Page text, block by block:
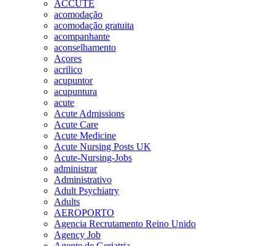
ACCUTE
acomodação
acomodação gratuita
acompanhante
aconselhamento
Açores
acrilico
acupuntor
acupuntura
acute
Acute Admissions
Acute Care
Acute Medicine
Acute Nursing Posts UK
Acute-Nursing-Jobs
administrar
Administrativo
Adult Psychiatry
Adults
AEROPORTO
Agencia Recrutamento Reino Unido
Agency Job